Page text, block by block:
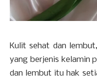
Kulit sehat dan
yang berjenis kelamin
dan lembut itu hak